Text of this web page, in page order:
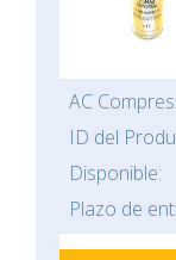
AC
ID del
Disponible:
Plazo de